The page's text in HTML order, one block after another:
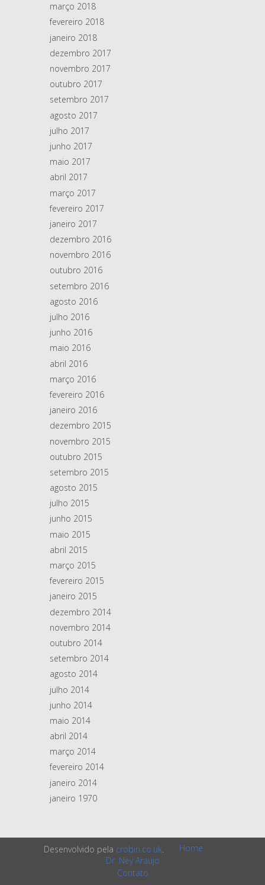
março 2018
fevereiro 2018
janeiro 2018
dezembro 2017
novembro 2017
outubro 2017
setembro 2017
agosto 2017
julho 2017
junho 2017
maio 2017
abril 2017
março 2017
fevereiro 2017
janeiro 2017
dezembro 2016
novembro 2016
outubro 2016
setembro 2016
agosto 2016
julho 2016
junho 2016
maio 2016
abril 2016
março 2016
fevereiro 2016
janeiro 2016
dezembro 2015
novembro 2015
outubro 2015
setembro 2015
agosto 2015
julho 2015
junho 2015
maio 2015
abril 2015
março 2015
fevereiro 2015
janeiro 2015
dezembro 2014
novembro 2014
outubro 2014
setembro 2014
agosto 2014
julho 2014
junho 2014
maio 2014
abril 2014
março 2014
fevereiro 2014
janeiro 2014
janeiro 1970
Desenvolvido pela crobin.co.uk.
Home
Dr. Ney Araujo
Contato